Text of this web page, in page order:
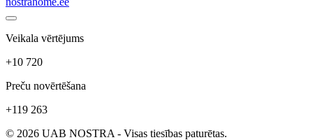
Veikala vērtējums
+10 720
Preču novērtēšana
+119 263
© 2026 UAB NOSTRA - Visas tiesības paturētas.